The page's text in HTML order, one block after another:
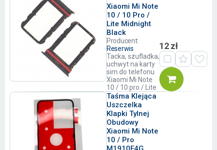
Xiaomi Mi Note
10 / 10 Pro /
Lite Midnight
Black
Producent:
Reserwis
Tacka, szufladka,
uchwyt na karty
sim do telefonu
Xiaomi Mi Note
10 / 10 pro / Lite
12 zł
Taśma Klejąca
Uszczelka
Klapki Tylnej
Obudowy
Xiaomi Mi Note
10 / Pro